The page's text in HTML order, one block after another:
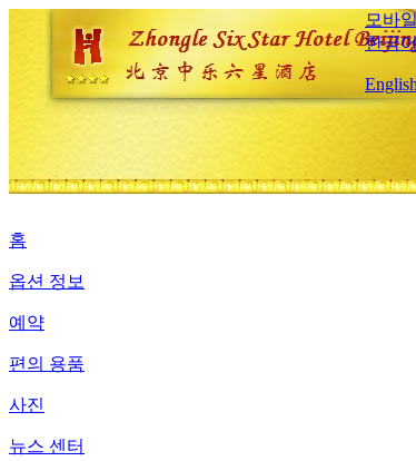
모바
한국
English
홈
옵션 정보
예약
편의 용품
사진
뉴스 센터